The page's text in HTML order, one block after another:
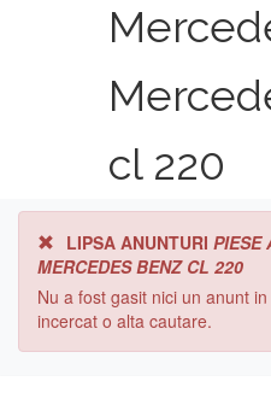
cl 220
LIPSA ANUNTURI PIESE
MERCEDES BENZ CL 220
Nu a fost gasit nici un anunt
incercat o alta cautare.